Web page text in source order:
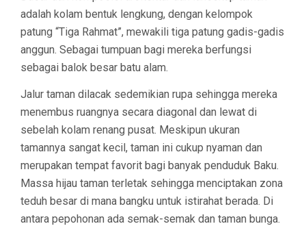
adalah kolam bentuk lengkung, dengan kelompok
patung “Tiga Rahmat”, mewakili tiga patung gadis-gadis
anggun. Sebagai tumpuan bagi mereka berfungsi
sebagai balok besar batu alam.
Jalur taman dilacak sedemikian rupa sehingga mereka
menembus ruangnya secara diagonal dan lewat di
sebelah kolam renang pusat. Meskipun ukuran
tamannya sangat kecil, taman ini cukup nyaman dan
merupakan tempat favorit bagi banyak penduduk Baku.
Massa hijau taman terletak sehingga menciptakan zona
teduh besar di mana bangku untuk istirahat berada. Di
antara pepohonan ada semak-semak dan taman bunga.